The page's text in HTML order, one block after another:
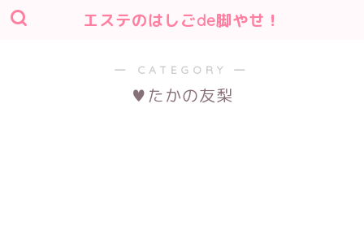
エステのはしごde脚やせ！
― CATEGORY ―
♥たかの友梨